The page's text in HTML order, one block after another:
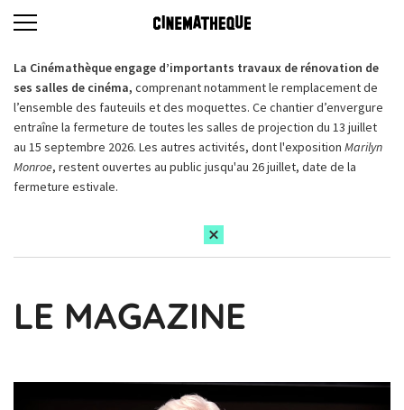
La Cinémathèque engage d’importants travaux de rénovation de
ses salles de cinéma, comprenant notamment le remplacement de
l’ensemble des fauteuils et des moquettes. Ce chantier d’envergure
entraîne la fermeture de toutes les salles de projection du 13 juillet
au 15 septembre 2026. Les autres activités, dont l'exposition Marilyn
Monroe, restent ouvertes au public jusqu'au 26 juillet, date de la
fermeture estivale.
LE MAGAZINE